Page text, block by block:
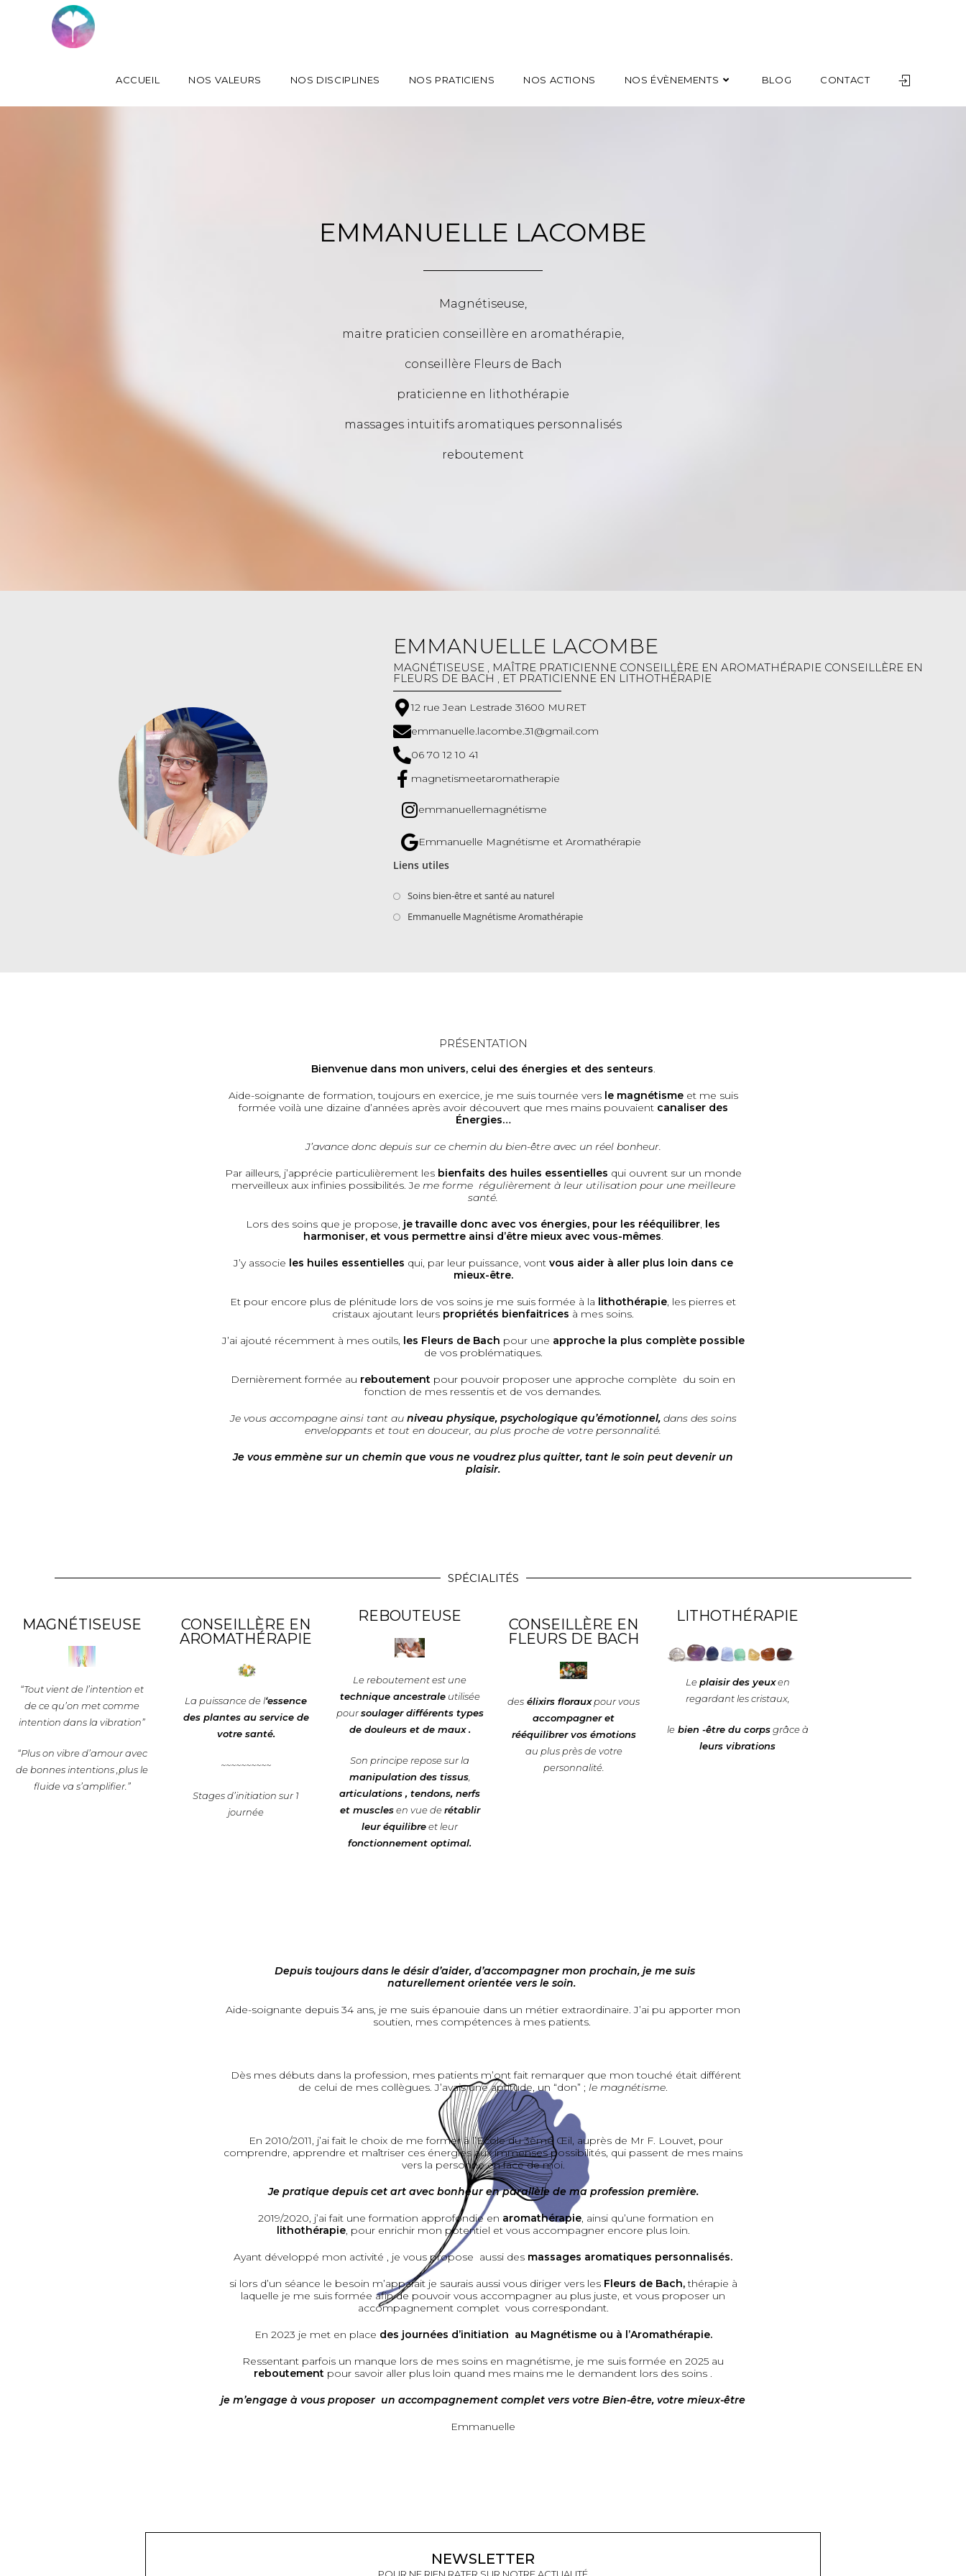
ACCUEIL NOS VALEURS NOS DISCIPLINES NOS PRATICIENS NOS ACTIONS NOS ÉVÈNEMENTS BLOG CONTACT
EMMANUELLE LACOMBE
Magnétiseuse,
maitre praticien conseillère en aromathérapie,
conseillère Fleurs de Bach
praticienne en lithothérapie
massages intuitifs aromatiques personnalisés
reboutement
EMMANUELLE LACOMBE
MAGNÉTISEUSE​ , MAÎTRE PRATICIENNE CONSEILLÈRE EN AROMATHÉRAPIE CONSEILLÈRE EN
FLEURS DE BACH , ET PRATICIENNE EN LITHOTHÉRAPIE
12 rue Jean Lestrade 31600 MURET
emmanuelle.lacombe.31@gmail.com
06 70 12 10 41
magnetismeetaromatherapie
emmanuellemagnétisme
Emmanuelle Magnétisme et Aromathérapie
Liens utiles
Soins bien-être et santé au naturel
Emmanuelle Magnétisme Aromathérapie
PRÉSENTATION
Bienvenue dans mon univers, celui des énergies et des senteurs.
Aide-soignante de formation, toujours en exercice, je me suis tournée vers le magnétismeet me suis
formée voilà une dizaine d’années après avoir découvert que mes mains pouvaient canaliser des
Énergies…
J’avance donc depuis sur ce chemin du bien-être avec un réel bonheur.
Par ailleurs, j’apprécie particulièrement les bienfaits des huiles essentielles qui ouvrent sur un monde
merveilleux aux infinies possibilités. Je me forme régulièrement à leur utilisation pour une meilleure
santé.
Lors des soins que je propose, je travaille donc avec vos énergies, pour les rééquilibrer, les
harmoniser, et vous permettre ainsi d’être mieux avec vous-mêmes.
J’y associe les huiles essentielles qui, par leur puissance, vont vous aider à aller plus loin dans ce
mieux-être.
Et pour encore plus de plénitude lors de vos soins je me suis formée à la lithothérapie, les pierres et
cristaux ajoutant leurs propriétés bienfaitrices à mes soins.
J’ai ajouté récemment à mes outils, les Fleurs de Bach pour une approche la plus complète possible
de vos problématiques.
Dernièrement formée au reboutement pour pouvoir proposer une approche complète du soin en
fonction de mes ressentis et de vos demandes.
Je vous accompagne ainsi tant au niveau physique, psychologique qu’émotionnel,dans des soins
enveloppants et tout en douceur, au plus proche de votre personnalité.
Je vous emmène sur un chemin que vous ne voudrez plus quitter, tant le soin peut devenir un
plaisir.
SPÉCIALITÉS
MAGNÉTISEUSE
“Tout vient de l’intention et
de ce qu’on met comme
intention dans la vibration”
“Plus on vibre d’amour avec
de bonnes intentions ,plus le
fluide va s’amplifier.”
CONSEILLÈRE EN
AROMATHÉRAPIE
La puissance de l‘essence
des plantes au service de
votre santé.
~~~~~~~~~~
Stages d’initiation sur 1
journée
REBOUTEUSE
Le reboutement est une
technique ancestraleutilisée
poursoulager différents types
de douleurs et de maux .
Son principe repose sur la
manipulation des tissus,
articulations , tendons, nerfs
et musclesen vue derétablir
leur équilibreet leur
fonctionnement optimal.
CONSEILLÈRE EN
FLEURS DE BACH
des élixirs florauxpour vous
accompagner et
rééquilibrer vos émotions
au plus près de votre
personnalité.
LITHOTHÉRAPIE
Leplaisir des yeuxen
regardant les cristaux,
lebien -être du corpsgrâce à
leurs vibrations
Depuis toujours dans le désir d’aider, d’accompagner mon prochain, je me suis
naturellement orientée vers le soin.
Aide-soignante depuis 34 ans, je me suis épanouie dans un métier extraordinaire. J’ai pu apporter mon
soutien, mes compétences à mes patients.
Dès mes débuts dans la profession, mes patients m’ont fait remarquer que mon touché était différent
de celui de mes collègues. J’avais une aptitude, un “don” ; le magnétisme.
En 2010/2011, j’ai fait le choix de me former à l’Ecole du 3ème Œil, auprès de Mr F. Louvet, pour
comprendre, apprendre et maîtriser ces énergies aux immenses possibilités, qui passent de mes mains
vers la personne en face de moi.
Je pratique depuis cet art avec bonheur en parallèle de ma profession première.
2019/2020, j’ai fait une formation approfondie en aromathérapie, ainsi qu’une formation en
lithothérapie, pour enrichir mon potentiel et vous accompagner encore plus loin.
Ayant développé mon activité , je vous propose aussi des massages aromatiques personnalisés.
si lors d’un séance le besoin m’apparait je saurais aussi vous diriger vers lesFleurs de Bach,thérapie à
laquelle je me suis formée afin de pouvoir vous accompagner au plus juste, et vous proposer un
accompagnement complet vous correspondant.
En 2023 je met en place des journées d’initiation au Magnétisme ou à l’Aromathérapie.
Ressentant parfois un manque lors de mes soins en magnétisme, je me suis formée en 2025 au
reboutement pour savoir aller plus loin quand mes mains me le demandent lors des soins .
je m’engage à vous proposer un accompagnement complet vers votre Bien-être, votre mieux-être
Emmanuelle
NEWSLETTER